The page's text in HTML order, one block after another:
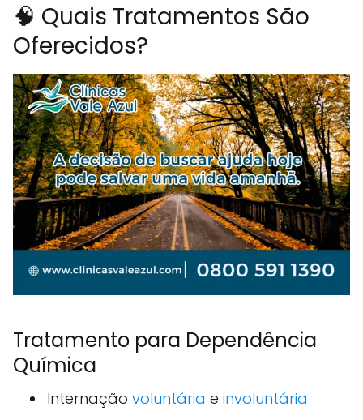
🧠 Quais Tratamentos São
Oferecidos?
Tratamento para Dependência
Química
Internação voluntária e involuntária